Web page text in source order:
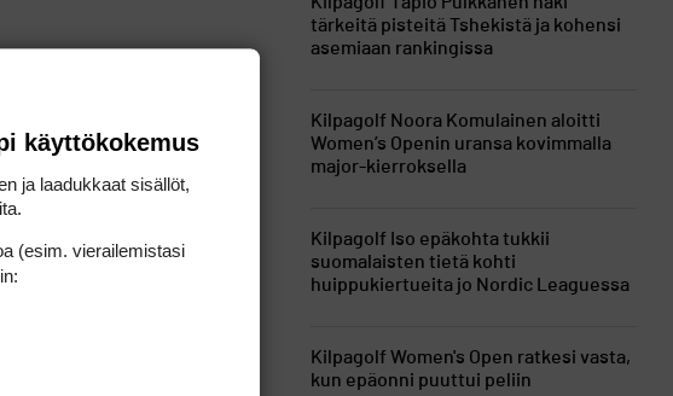
70 lyönnillä ja
seuraavaan
tärkeitä pisteitä Tshekistä ja kohensi
asemiaan rankingissa
Kilpagolf Noora Komulainen aloitti
Women’s Openin uransa kovimmalla
major-kierroksella
Kilpagolf Iso epäkohta tukkii
suomalaisten tietä kohti
huippukiertueita jo Nordic Leaguessa
Kilpagolf Women's Open ratkesi vasta,
kun epäonni puuttui peliin
käyttökokemus
ja laadukkaat sisällöt,
(esim. vierailemis­tasi